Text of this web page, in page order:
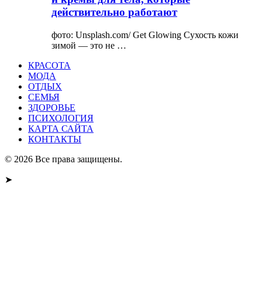
действительно работают
фото: Unsplash.com/ Get Glowing Сухость кожи
зимой — это не …
КРАСОТА
МОДА
ОТДЫХ
СЕМЬЯ
ЗДОРОВЬЕ
ПСИХОЛОГИЯ
КАРТА САЙТА
КОНТАКТЫ
© 2026 Все права защищены.
➤